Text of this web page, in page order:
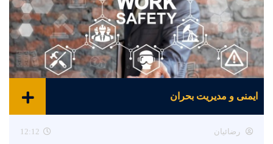
ایمنی و مدیریت بحران
رضائیان 12:12